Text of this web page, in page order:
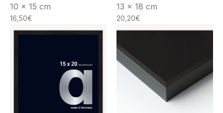
10 x 15 cm
16,50€
13 x 18 cm
20,20€